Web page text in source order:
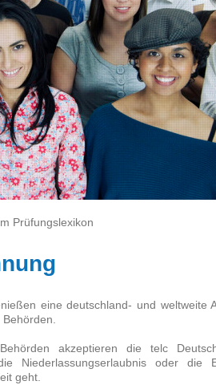
Prüfungslexikon
eine deutschland- und weltweite
Behörden.
akzeptieren die telc
Niederlassungserlaubnis oder die
geht.